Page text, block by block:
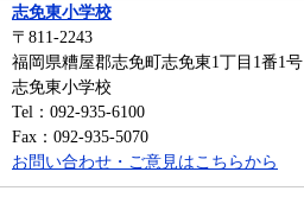
志免東小学校
〒811-2243
福岡県糟屋郡志免町志免東1丁目1番1号
志免東小学校
Tel：092-935-6100
Fax：092-935-5070
お問い合わせ・ご意見はこちらから